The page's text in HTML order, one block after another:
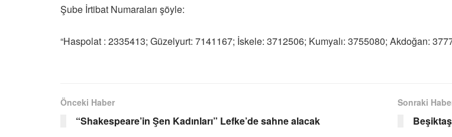
Şube İrtibat Numaraları şöyle:
“Haspolat : 2335413; Güzelyurt: 7141167; İskele: 3712506; Kumyalı: 3755080; Akdoğan:
Önceki Haber
“Shakespeare’in Şen Kadınları” Lefke’de sahne alacak
Sonraki